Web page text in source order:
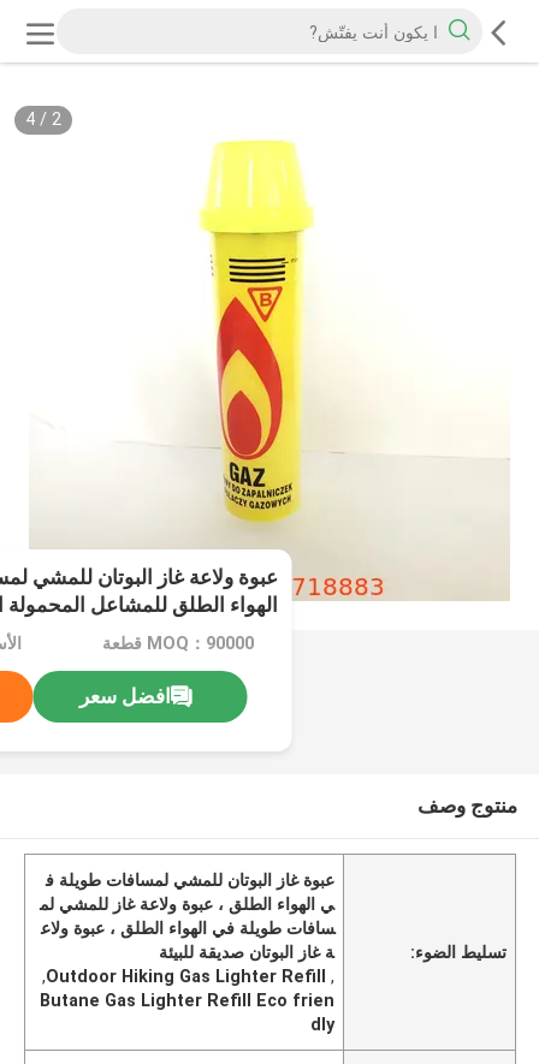
2
/
4
عبوة ولاعة غاز البوتان للمشي
الهواء الطلق للمشاعل المحمولة
MOQ：90000 قطعة
افضل سعر
منتوج وصف
تسليط الضوء:
عبوة غاز البوتان للمشي لمسافات طويلة ف
ي الهواء الطلق ، عبوة ولاعة غاز للمشي لم
سافات طويلة في الهواء الطلق ، عبوة ولاع
ة غاز البوتان صديقة للبيئة
,
Outdoor Hiking Gas Lighter Refill
,
Butane Gas Lighter Refill Eco frien
dly